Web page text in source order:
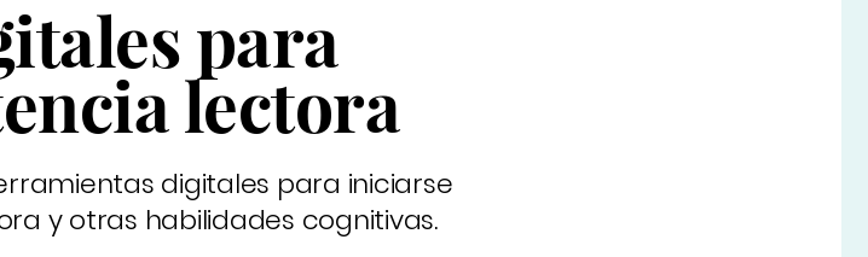
para
lectora
digitales para iniciarse
y otras habilidades cognitivas.